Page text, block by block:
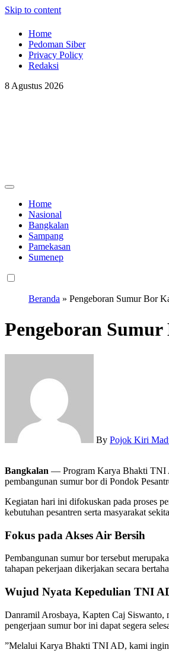
Skip to content
Home
Pedoman Siber
Privacy Policy
Redaksi
8 Agustus 2026
Pojoko Kiri
Home
Nasional
Bangkalan
Sampang
Pamekasan
Sumenep
Beranda » Pengeboran Sumur Bor
Pengeboran
By Pojok Kiri
Bangkalan — Program Karya Bhakti TNI
pembangunan sumur bor di Pondok
​Kegiatan hari ini difokuskan pada proses
kebutuhan pesantren serta masyarakat
Fokus pada Akses Air Bersih
​Pembangunan sumur bor tersebut
tahapan pekerjaan dikerjakan secara
Wujud Nyata Kepedulian TNI
​Danramil Arosbaya, Kapten Caj Siswanto,
pengerjaan sumur bor ini dapat segera
​”Melalui Karya Bhakti TNI AD, kami ingin